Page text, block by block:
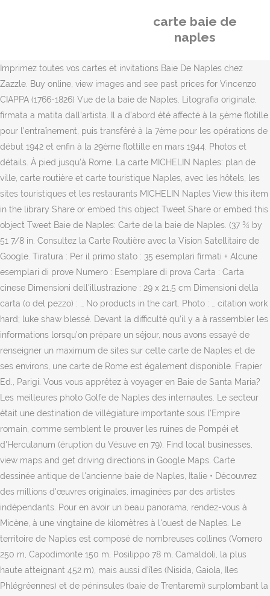
carte baie de
naples
Imprimez toutes vos cartes et invitations Baie De Naples chez
Zazzle. Buy online, view images and see past prices for Vincenzo
CIAPPA (1766-1826) Vue de la baie de Naples. Litografia originale,
firmata a matita dall'artista. Il a d’abord été affecté à la 5ème flotille
pour l’entraînement, puis transféré à la 7ème pour les opérations de
début 1942 et enfin à la 29ème flottille en mars 1944. Photos et
détails. À pied jusqu’à Rome. La carte MICHELIN Naples: plan de
ville, carte routière et carte touristique Naples, avec les hôtels, les
sites touristiques et les restaurants MICHELIN Naples View this item
in the library Share or embed this object Tweet Share or embed this
object Tweet Baie de Naples: Carte de la baie de Naples. (37 ¾ by
51 7/8 in. Consultez la Carte Routière avec la Vision Satellitaire de
Google. Tiratura : Per il primo stato : 35 esemplari firmati + Alcune
esemplari di prove Numero : Esemplare di prova Carta : Carta
cinese Dimensioni dell'illustrazione : 29 x 21,5 cm Dimensioni della
carta (o del pezzo) : … No products in the cart. Photo : … citation work
hard; luke shaw blessé. Devant la difficulté qu’il y a à rassembler les
informations lorsqu’on prépare un séjour, nous avons essayé de
renseigner un maximum de sites sur cette carte de Naples et de
ses environs, une carte de Rome est également disponible. Frapier
Ed., Parigi. Vous vous apprêtez à voyager en Baie de Santa Maria?
Les meilleures photo Golfe de Naples des internautes. Le secteur
était une destination de villégiature importante sous l'Empire
romain, comme semblent le prouver les ruines de Pompéi et
d'Herculanum (éruption du Vésuve en 79). Find local businesses,
view maps and get driving directions in Google Maps. Carte
dessinée antique de l'ancienne baie de Naples, Italie • Découvrez
des millions d'œuvres originales, imaginées par des artistes
indépendants. Pour en avoir un beau panorama, rendez-vous à
Micène, à une vingtaine de kilomètres à l'ouest de Naples. Le
territoire de Naples est composé de nombreuses collines (Vomero
250 m, Capodimonte 150 m, Posilippo 78 m, Camaldoli, la plus
haute atteignant 452 m), mais aussi d’îles (Nisida, Gaiola, Iles
Phlégréennes) et de péninsules (baie de Trentaremi) surplombant la